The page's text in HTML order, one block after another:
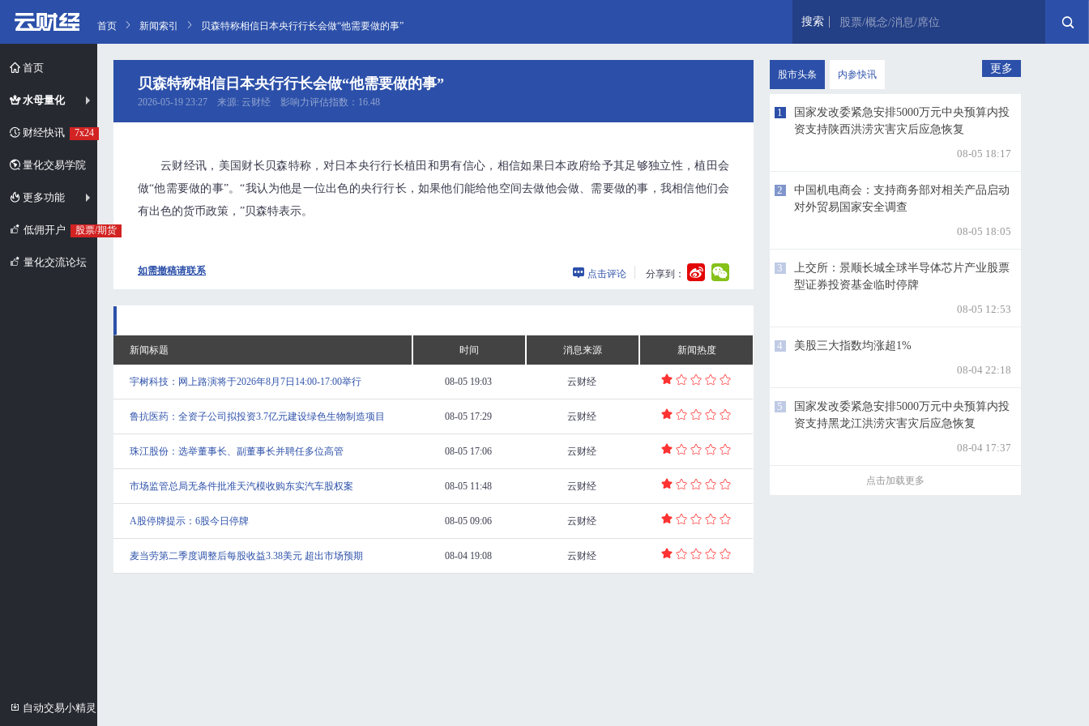
首页
水母量化
财经快讯 7x24
量化交易学院
更多功能
低佣开户 股票/期货
量化交流论坛
自动交易小精灵
首页 新闻索引 贝森特称相信日本央行行长会做“他需要做的事” 搜索 股票/概念/消息/席位
贝森特称相信日本央行行长会做“他需要做的事”
2026-05-19 23:27 来源: 云财经 影响力评估指数：16.48
云财经讯，美国财长贝森特称，对日本央行行长植田和男有信心，相信如果日本政府给予其足够独立性，植田会
做“他需要做的事”。“我认为他是一位出色的央行行长，如果他们能给他空间去做他会做、需要做的事，我相信他们会
有出色的货币政策，”贝森特表示。
如需撤稿请联系 点击评论 分享到：
新闻标题 时间 消息来源 新闻热度
宇树科技：网上路演将于2026年8月7日14:00-17:00举行 08-05 19:03 云财经
鲁抗医药：全资子公司拟投资3.7亿元建设绿色生物制造项目 08-05 17:29 云财经
珠江股份：选举董事长、副董事长并聘任多位高管 08-05 17:06 云财经
市场监管总局无条件批准天汽模收购东实汽车股权案 08-05 11:48 云财经
A股停牌提示：6股今日停牌 08-05 09:06 云财经
麦当劳第二季度调整后每股收益3.38美元 超出市场预期 08-04 19:08 云财经
股市头条 内参快讯 更多
1
国家发改委紧急安排5000万元中央预算内投
资支持陕西洪涝灾害灾后应急恢复
08-05 18:17
2
中国机电商会：支持商务部对相关产品启动
对外贸易国家安全调查
08-05 18:05
3
上交所：景顺长城全球半导体芯片产业股票
型证券投资基金临时停牌
08-05 12:53
4
美股三大指数均涨超1%
08-04 22:18
5
国家发改委紧急安排5000万元中央预算内投
资支持黑龙江洪涝灾害灾后应急恢复
08-04 17:37
点击加载更多